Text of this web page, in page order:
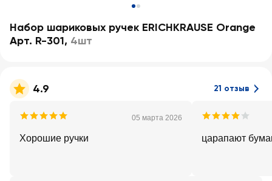
Набор шариковых ручек ERICHKRAUSE Orange
Арт. R-301, 4шт
4.9 21 отзыв
05 марта 2026
Хорошие ручки царапают